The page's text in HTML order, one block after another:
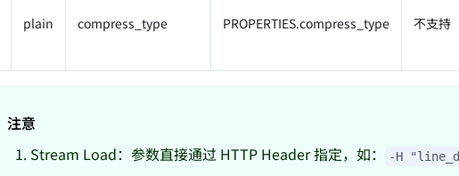
plain compress_type PROPERTIES.compress_type 不支持
注意
Stream Load：参数直接通过 HTTP Header 指定，如：
-H